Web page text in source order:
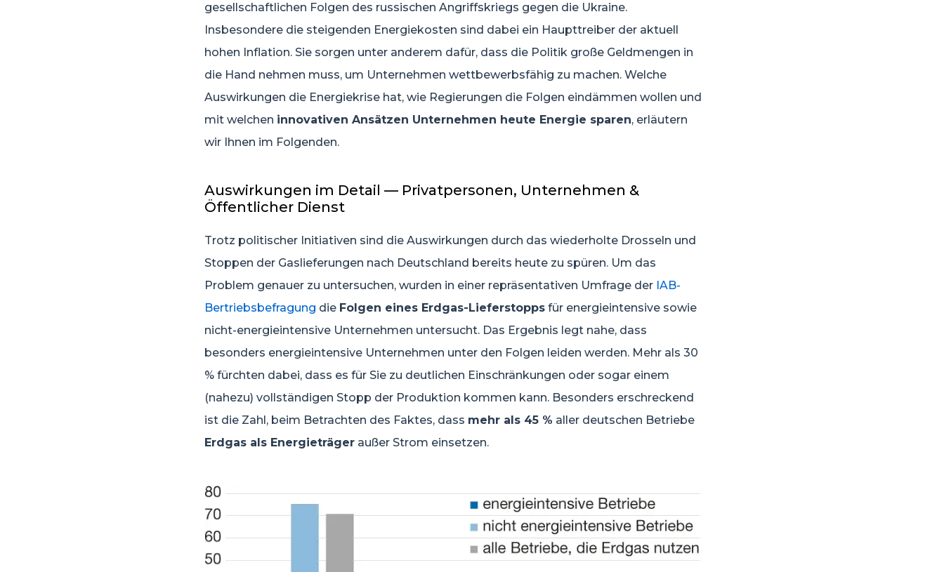
gesellschaftlichen Folgen des russischen Angriffskriegs gegen die Ukraine.
Insbesondere die steigenden Energiekosten sind dabei ein Haupttreiber der aktuell
hohen Inflation. Sie sorgen unter anderem dafür, dass die Politik große Geldmengen in
die Hand nehmen muss, um Unternehmen wettbewerbsfähig zu machen. Welche
Auswirkungen die Energiekrise hat, wie Regierungen die Folgen eindämmen wollen und
mit welchen innovativen Ansätzen Unternehmen heute Energie sparen, erläutern
wir Ihnen im Folgenden.
Auswirkungen im Detail — Privatpersonen, Unternehmen &
Öffentlicher Dienst
Trotz politischer Initiativen sind die Auswirkungen durch das wiederholte Drosseln und
Stoppen der Gaslieferungen nach Deutschland bereits heute zu spüren. Um das
Problem genauer zu untersuchen, wurden in einer repräsentativen Umfrage der IAB-
Bertriebsbefragung die Folgen eines Erdgas-Lieferstopps für energieintensive sowie
nicht-energieintensive Unternehmen untersucht. Das Ergebnis legt nahe, dass
besonders energieintensive Unternehmen unter den Folgen leiden werden. Mehr als 30
% fürchten dabei, dass es für Sie zu deutlichen Einschränkungen oder sogar einem
(nahezu) vollständigen Stopp der Produktion kommen kann. Besonders erschreckend
ist die Zahl, beim Betrachten des Faktes, dass mehr als 45 % aller deutschen Betriebe
Erdgas als Energieträger außer Strom einsetzen.